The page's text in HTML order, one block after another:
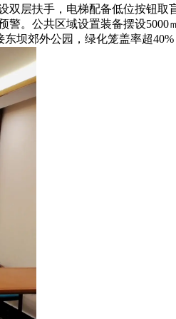
层扶手，电梯配备低位按钮
。公共区域设置装备摆设
坝郊外公园，绿化笼盖率超